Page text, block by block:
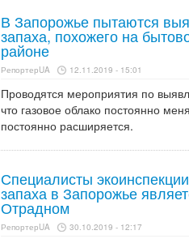
В Запорожье пытаются
запаха, похожего на
районе
РепортерUA 12.11.2019 - 15:01
Проводятся мероприятия по
что газовое облако постоянно
постоянно расширяется.
Специалисты
запаха в Запорожье
Отрадном
РепортерUA 30.10.2019 - 12:17